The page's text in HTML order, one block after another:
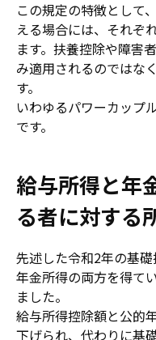
この規定の特徴として
える場合には、それぞ
ます。扶養控除や障害
み適用されるのではな
す。
いわゆるパワーカップ
です。
給与所得と年
る者に対する
先述した令和2年の基
年金所得の両方を得て
ました。
給与所得控除額と公的
下げられ、代わりに基